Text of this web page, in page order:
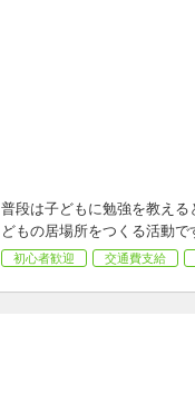
普段は子どもに勉強を教え
どもの居場所をつくる活動
初心者歓迎 交通費支給